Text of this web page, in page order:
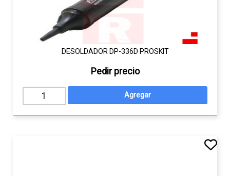
DESOLDADOR DP-336D PROSKIT
Pedir precio